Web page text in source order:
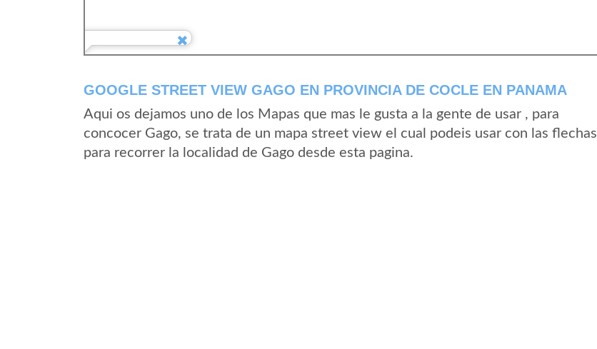
GOOGLE STREET VIEW GAGO EN PROVINCIA DE COCLE EN PANAMA
Aqui os dejamos uno de los Mapas que mas le gusta a la gente de usar , para
concocer Gago, se trata de un mapa street view el cual podeis usar con las flechas
para recorrer la localidad de Gago desde esta pagina.